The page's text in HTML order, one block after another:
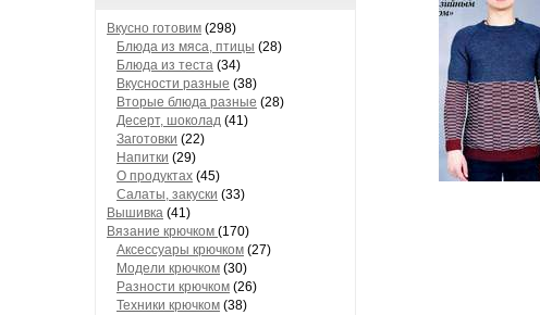
Вкусно готовим (298)
Блюда из мяса, птицы (28)
Блюда из теста (34)
Вкусности разные (38)
Вторые блюда разные (28)
Десерт, шоколад (41)
Заготовки (22)
Напитки (29)
О продуктах (45)
Салаты, закуски (33)
Вышивка (41)
Вязание крючком (170)
Аксессуары крючком (27)
Модели крючком (30)
Разности крючком (26)
Техники крючком (38)